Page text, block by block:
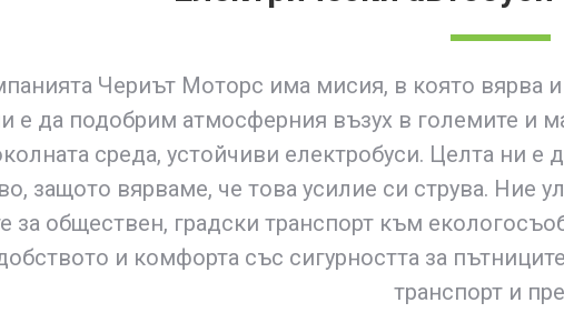
Чериът Моторс има мисия, в която вярва
е да подобрим атмосферния възух в големите и
среда, устойчиви електробуси. Целта ни
защото вярваме, че това усилие си струва. Ние
за обществен, градски транспорт към
и комфорта със сигурността за
транспорт и